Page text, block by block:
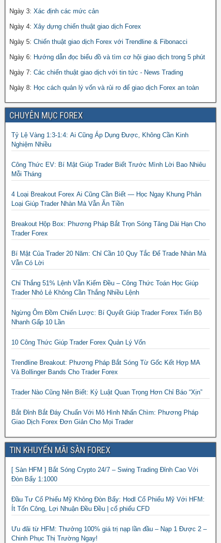
Ngày 3: Xác định các mức cản
Ngày 4: Xây dựng chiến thuật giao dịch Forex
Ngày 5: Chiến thuật giao dịch Forex với Trendline & Fibonacci
Ngày 6: Hướng dẫn đọc biểu đồ và tìm cơ hội giao dịch trong 5 phút
Ngày 7: Các chiến thuật giao dịch với tin tức - News Trading
Ngày 8: Học cách quản lý vốn và rủi ro để giao dịch Forex an toàn
CHUYÊN MỤC FOREX
Tỷ Lệ Vàng 1:3-1:4: Ai Cũng Áp Dụng Được, Không Cần Kinh
Nghiệm Nhiều
Công Thức EV: Bí Mật Giúp Trader Biết Trước Mình Lời Bao Nhiêu
Mỗi Tháng
4 Loại Breakout Forex Ai Cũng Cần Biết — Học Ngay Khung Phân
Loại Giúp Trader Nhàn Mà Vẫn Ăn Tiền
Breakout Hộp Box: Phương Pháp Bắt Trọn Sóng Tăng Dài Hạn Cho
Trader Forex
Bí Mật Của Trader 20 Năm: Chỉ Cần 10 Quy Tắc Để Trade Nhàn Mà
Vẫn Có Lời
Chỉ Thắng 51% Lệnh Vẫn Kiếm Đều – Công Thức Toán Học Giúp
Trader Nhỏ Lẻ Không Cần Thắng Nhiều Lệnh
Ngừng Ôm Đồm Chiến Lược: Bí Quyết Giúp Trader Forex Tiến Bộ
Nhanh Gấp 10 Lần
10 Công Thức Giúp Trader Forex Quản Lý Vốn
Trendline Breakout: Phương Pháp Bắt Sóng Từ Gốc Kết Hợp MA
Và Bollinger Bands Cho Trader Forex
Trader Nào Cũng Nên Biết: Kỷ Luật Quan Trọng Hơn Chỉ Báo “Xịn”
Bắt Đỉnh Bắt Đáy Chuẩn Với Mô Hình Nhấn Chìm: Phương Pháp
Giao Dịch Forex Đơn Giản Cho Mọi Trader
TIN KHUYẾN MÃI SÀN FOREX
[ Sàn HFM ] Bắt Sóng Crypto 24/7 – Swing Trading Đỉnh Cao Với
Đòn Bẩy 1:1000
Đầu Tư Cổ Phiếu Mỹ Không Đòn Bẩy: Hodl Cổ Phiếu Mỹ Với HFM:
Ít Tốn Công, Lợi Nhuận Đều Đều | cổ phiếu CFD
Ưu đãi từ HFM: Thưởng 100% giá trị nạp lần đầu – Nạp 1 Được 2 –
Chinh Phục Thị Trường Ngay!